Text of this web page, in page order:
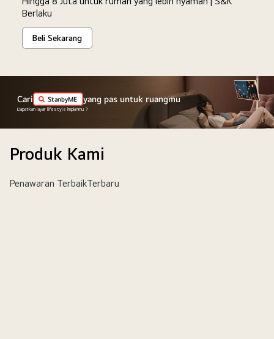
Berlaku
Beli Sekarang
Cari StanbyME yang pas untuk ruangmu
Dapatkan layar lifestyle impianmu
Produk Kami
Penawaran TerbaikTerbaru